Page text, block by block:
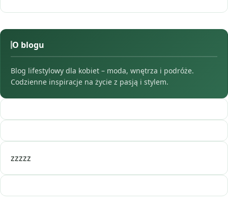
O blogu
Blog lifestylowy dla kobiet – moda, wnętrza i podróże.
Codzienne inspiracje na życie z pasją i stylem.
zzzzz